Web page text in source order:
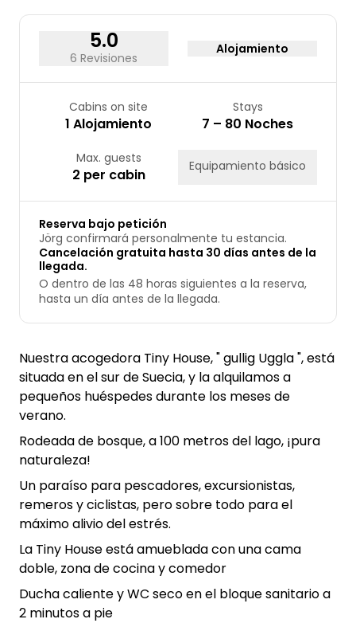
5.0
6 Revisiones
Alojamiento
Cabins on site
1 Alojamiento
Stays
7 – 80 Noches
Max. guests
2 per cabin Equipamiento básico
Reserva bajo petición
Jörg confirmará personalmente tu estancia.
Cancelación gratuita hasta 30 días antes de la
llegada.
O dentro de las 48 horas siguientes a la reserva,
hasta un día antes de la llegada.
Nuestra acogedora Tiny House, " gullig Uggla ", está
situada en el sur de Suecia, y la alquilamos a
pequeños huéspedes durante los meses de
verano.
Rodeada de bosque, a 100 metros del lago, ¡pura
naturaleza!
Un paraíso para pescadores, excursionistas,
remeros y ciclistas, pero sobre todo para el
máximo alivio del estrés.
La Tiny House está amueblada con una cama
doble, zona de cocina y comedor
Ducha caliente y WC seco en el bloque sanitario a
2 minutos a pie